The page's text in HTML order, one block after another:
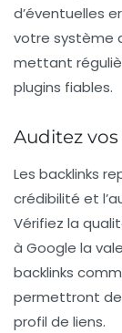
d’éventuelles
votre système
mettant
plugins fiables.
Auditez
Les backlinks
crédibilité et
Vérifiez la
à Google la
backlinks
permettront
profil de liens.